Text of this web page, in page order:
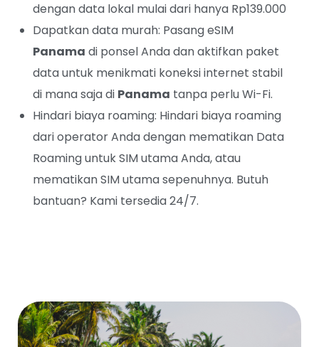
dengan data lokal mulai dari hanya Rp139.000
Dapatkan data murah: Pasang eSIM
Panama di ponsel Anda dan aktifkan paket
data untuk menikmati koneksi internet stabil
di mana saja di Panama tanpa perlu Wi-Fi.
Hindari biaya roaming: Hindari biaya roaming
dari operator Anda dengan mematikan Data
Roaming untuk SIM utama Anda, atau
mematikan SIM utama sepenuhnya. Butuh
bantuan? Kami tersedia 24/7.